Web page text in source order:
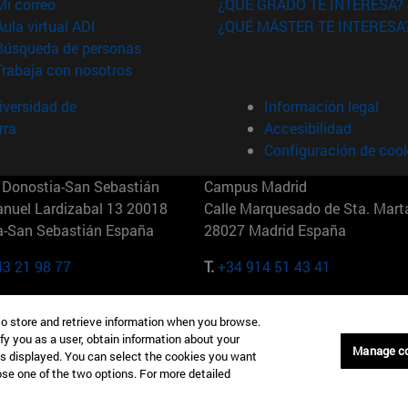
correo
virtual ADI (abre en nueva ventana)
de personas(abre en nueva ventana)
con nosotros(abre en nueva ventana)
¿QUÉ GRADO TE INTERESA?
¿QUÉ MÁSTER TE
de
Información legal
Accesibilidad
Configuración de
San Sebastián
Lardizabal 13 20018
San Sebastián España
21 98 77
Campus Madrid
Calle Marquesado de Sta.
28027 Madrid España
T.+34 914 51 43 41
St 10019-2201 Nueva York
346 8850
Maria-Theresia-Straße 15
Múnich Alemania
T.+49 89 24209790
store and retrieve information when you browse.
you as a user, obtain information about your
displayed. You can select the cookies you want
one of the two options. For more detailed
Manage